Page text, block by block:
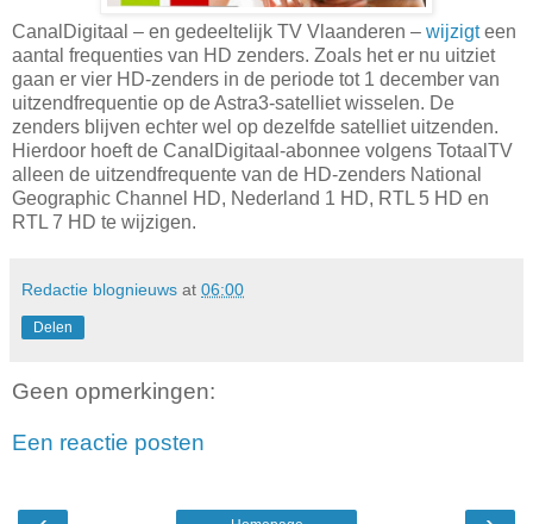
CanalDigitaal – en gedeeltelijk TV Vlaanderen – wijzigteen
aantal frequenties van HD zenders. Zoals het er nu uitziet
gaan er vier HD-zenders in de periode tot 1 december van
uitzendfrequentie op de Astra3-satelliet wisselen. De
zenders blijven echter wel op dezelfde satelliet uitzenden.
Hierdoor hoeft de CanalDigitaal-abonnee volgens TotaalTV
alleen de uitzendfrequente van de HD-zenders National
Geographic Channel HD, Nederland 1 HD, RTL 5 HD en
RTL 7 HD te wijzigen.
Redactie blognieuws at 06:00
Delen
Geen opmerkingen:
Een reactie posten